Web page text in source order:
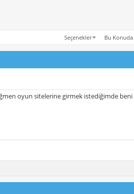
Seçenekler Bu Konuda
oyun sitelerine girmek istediğimde